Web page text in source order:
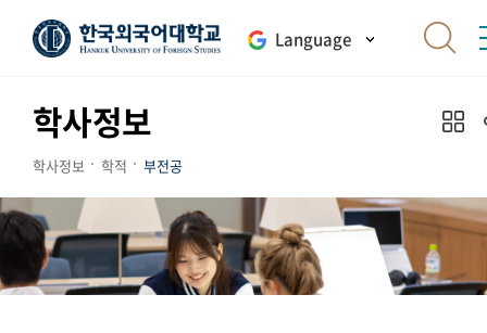
Language
학사정보
학사정보 학적 부전공